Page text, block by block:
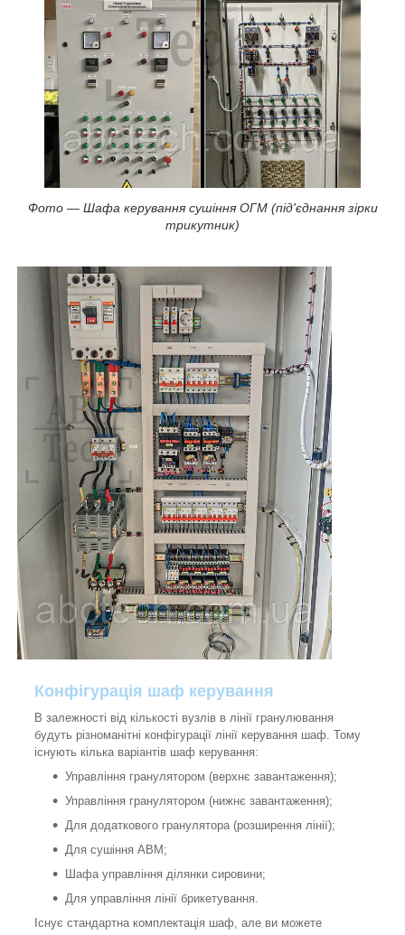
Фото — Шафа керування сушіння ОГМ (під'єднання зірки
трикутник)
Конфігурація шаф керування
В залежності від кількості вузлів в лінії гранулювання
будуть різноманітні конфігурації лінії керування шаф. Тому
існують кілька варіантів шаф керування:
Управління гранулятором (верхнє завантаження);
Управління гранулятором (нижнє завантаження);
Для додаткового гранулятора (розширення лінії);
Для сушіння АВМ;
Шафа управління ділянки сировини;
Для управління лінії брикетування.
Існує стандартна комплектація шаф, але ви можете